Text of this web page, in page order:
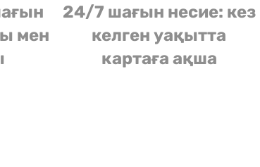
мен
24/7 шағын несие: кез
келген уақытта
картаға ақша